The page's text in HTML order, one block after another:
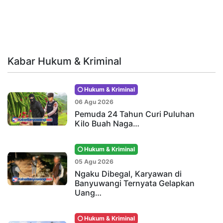
Kabar Hukum & Kriminal
Hukum & Kriminal
06 Agu 2026
Pemuda 24 Tahun Curi Puluhan
Kilo Buah Naga…
Hukum & Kriminal
05 Agu 2026
Ngaku Dibegal, Karyawan di
Banyuwangi Ternyata Gelapkan
Uang…
Hukum & Kriminal